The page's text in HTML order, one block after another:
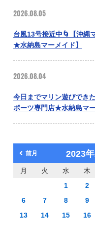
2026.08.05
台風13号接近中🌀【沖縄
★水納島マーメイド】
2026.08.04
今日までマリン遊びでき
ポーツ専門店★水納島マ
前月 2023年
月 火 水 木
1
2
6
7 8 9
13
14 15 16